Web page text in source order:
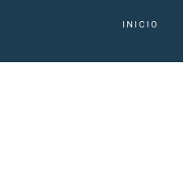
INICIO